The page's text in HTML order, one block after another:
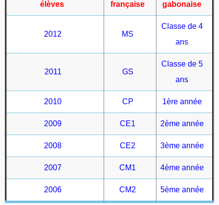
élèves
française
gabonaise
2012 MS
Classe de 4
ans
2011 GS
Classe de 5
ans
2010 CP 1ère année
2009 CE1 2ème année
2008 CE2 3ème année
2007 CM1 4ème année
2006 CM2 5ème année